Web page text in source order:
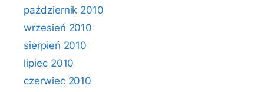
październik 2010
wrzesień 2010
sierpień 2010
lipiec 2010
czerwiec 2010